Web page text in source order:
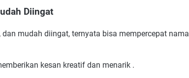
Diingat
mudah diingat, ternyata bisa mempercepat nama
kesan kreatif dan menarik .